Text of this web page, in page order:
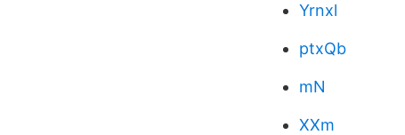
Yrnxl
ptxQb
mN
XXm